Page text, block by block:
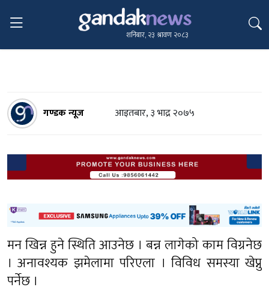
शनिबार, २३ श्रावण २०८३
गण्डक न्यूज आइतबार, ३ भाद्र २०७५
मन खिन्न हुने स्थिति आउनेछ । बन्न लागेको काम विग्रनेछ
। अनावश्यक झमेलामा परिएला । विविध समस्या खेप्नु
पर्नेछ ।